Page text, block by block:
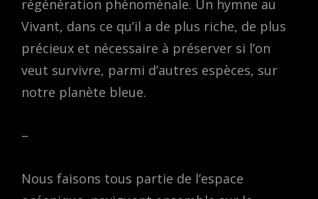
régénération phénoménale. Un hymne au
Vivant, dans ce qu’il a de plus riche, de plus
précieux et nécessaire à préserver si l’on
veut survivre, parmi d’autres espèces, sur
notre planète bleue.
–
Nous faisons tous partie de l’espace